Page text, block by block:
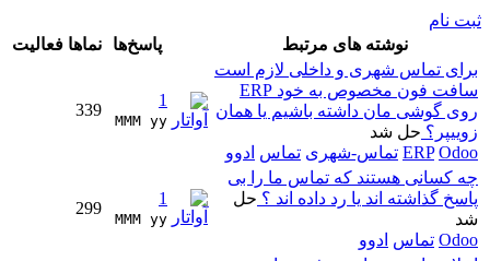
ثبت نام
نوشته های مرتبط
پاسخ‌ها نماها فعالیت
برای تماس شهری و داخلی لازم است
سافت فون مخصوص به خود ERP
روی گوشی مان داشته باشیم یا همان
زوییپر؟ حل شد
ERP Odoo تماس-شهری تماس ادوو
1
MMM yy
339
چه کسانی هستند که تماس ما را بی
پاسخ گذاشته اند یا رد داده اند ؟ حل
شد
Odoo تماس ادوو
1
MMM yy
299